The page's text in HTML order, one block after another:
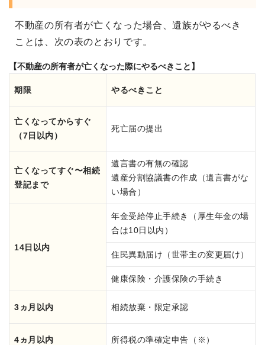
不動産の所有者が亡くなった場合、遺族がやるべき
ことは、次の表のとおりです。
【不動産の所有者が亡くなった際にやるべきこと】
期限 やるべきこと
亡くなってからすぐ
（7日以内）
死亡届の提出
亡くなってすぐ〜相続
登記まで
遺言書の有無の確認
遺産分割協議書の作成（遺言書がな
い場合）
14日以内
年金受給停止手続き（厚生年金の場
合は10日以内）
住民異動届け（世帯主の変更届け）
健康保険・介護保険の手続き
3ヵ月以内 相続放棄・限定承認
4ヵ月以内 所得税の準確定申告（※）